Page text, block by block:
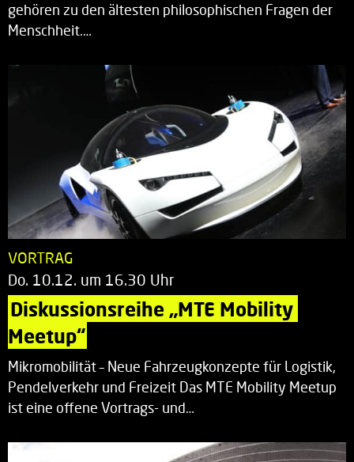
gehören zu den ältesten philosophischen Fragen der
Menschheit.…
VORTRAG
Do. 10.12. um 16.30 Uhr
Diskussionsreihe „MTE Mobility
Meetup“
Mikromobilität – Neue Fahrzeugkonzepte für Logistik,
Pendelverkehr und Freizeit Das MTE Mobility Meetup
ist eine offene Vortrags- und…